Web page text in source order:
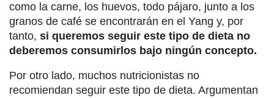
como la carne, los huevos, todo pájaro, junto a los
granos de café se encontrarán en el Yang y, por
tanto, si queremos seguir este tipo de dieta no
deberemos consumirlos bajo ningún concepto.
Por otro lado, muchos nutricionistas no
recomiendan seguir este tipo de dieta. Argumentan